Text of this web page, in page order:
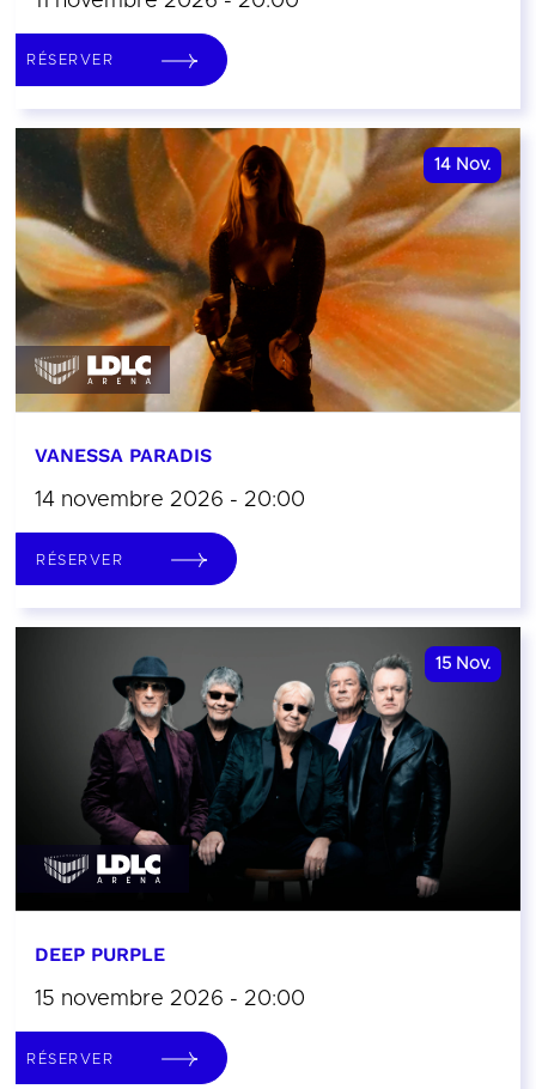
RÉSERVER
14 Nov.
VANESSA PARADIS
14 novembre 2026 - 20:00
RÉSERVER
15 Nov.
DEEP PURPLE
15 novembre 2026 - 20:00
RÉSERVER